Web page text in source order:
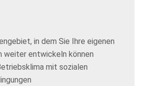
in dem Sie Ihre eigenen
weiter entwickeln können
mit sozialen